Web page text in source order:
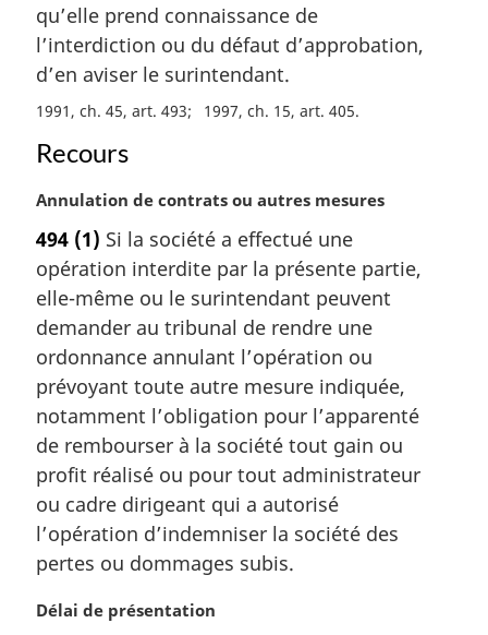
g
i
n
l
e
:
qu’elle prend connaissance de
l’interdiction ou du défaut d’approbation,
d’en aviser le surintendant.
1991, ch. 45, art. 493 1997, ch. 15, art. 405
Recours
N
t
e
m
a
g
i
n
a
e
:
Annulation de contrats ou autres mesures
494 (1) Si la société a effectué une
opération interdite par la présente partie,
elle-même ou le surintendant peuvent
demander au tribunal de rendre une
ordonnance annulant l’opération ou
prévoyant toute autre mesure indiquée,
notamment l’obligation pour l’apparenté
de rembourser à la société tout gain ou
profit réalisé ou pour tout administrateur
ou cadre dirigeant qui a autorisé
l’opération d’indemniser la société des
pertes ou dommages subis.
N
Délai de présentation